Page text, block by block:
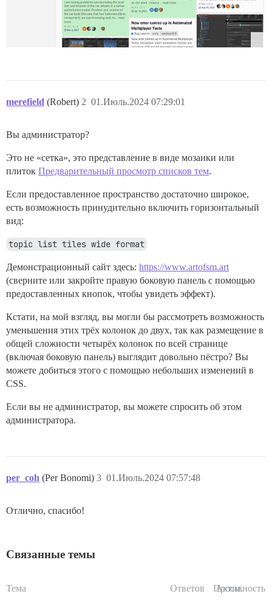
merefield (Robert) 01.Июль.2024 07:29:01
2
Вы администратор?
Это не «сетка», это представление в виде мозаики или
плиток Предварительный просмотр списков тем.
Если предоставленное пространство достаточно широкое,
есть возможность принудительно включить горизонтальный
вид:
topic list tiles wide format
Демонстрационный сайт здесь: https://www.artofsm.art
(сверните или закройте правую боковую панель с помощью
предоставленных кнопок, чтобы увидеть эффект).
Кстати, на мой взгляд, вы могли бы рассмотреть возможность
уменьшения этих трёх колонок до двух, так как размещение в
общей сложности четырёх колонок по всей странице
(включая боковую панель) выглядит довольно пёстро? Вы
можете добиться этого с помощью небольших изменений в
CSS.
Если вы не администратор, вы можете спросить об этом
администратора.
per_coh (Per Bonomi) 01.Июль.2024 07:57:48
3
Отлично, спасибо!
Связанные темы
Тема Ответов Просм.
Активность